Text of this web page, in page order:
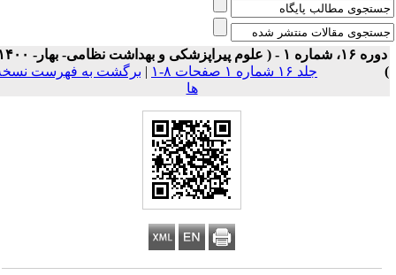
دوره ۱۶، شماره ۱ - ( علوم پیراپزشکی و بهداشت نظامی- بهار- ۱۴۰۰
جلد ۱۶ شماره ۱ صفحات ۸-۱ | برگشت به فهرست نسخه
ها